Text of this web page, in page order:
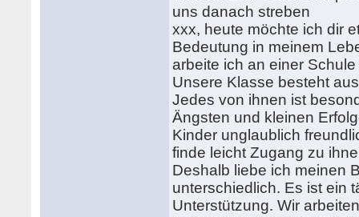
uns danach streben
xxx, heute möchte ich dir
Bedeutung in meinem
arbeite ich an einer
Unsere Klasse besteht
Jedes von ihnen ist
Ängsten und kleinen
Kinder unglaublich
finde leicht Zugang zu
Deshalb liebe ich meinen
unterschiedlich. Es ist ein
Unterstützung. Wir